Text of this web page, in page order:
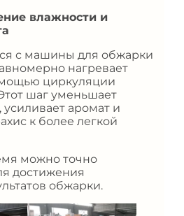
влажности и
с машины для обжарки
нагревает
циркуляции
шаг уменьшает
аромат и
к более легкой
можно точно
достижения
обжарки.